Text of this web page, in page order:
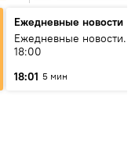
Ежедневные новости
Ежедневные новости.
18:00
18:01 5 мин